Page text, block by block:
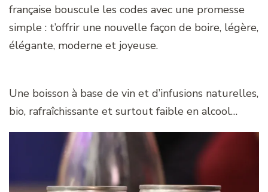
française bouscule les codes avec une promesse
simple : t’offrir une nouvelle façon de boire, légère,
élégante, moderne et joyeuse.
Une boisson à base de vin et d’infusions naturelles,
bio, rafraîchissante et surtout faible en alcool…